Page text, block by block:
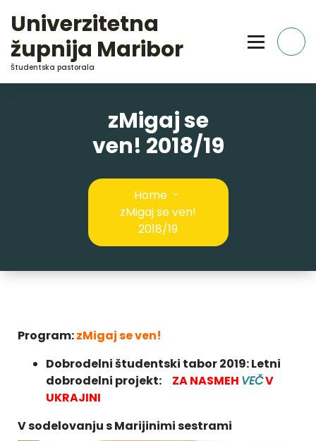
Content
Univerzitetna
župnija Maribor
Študentska pastorala
zMigaj se
ven! 2018/19
Home -
zMigaj se ven!
2018/19
Program:zMigaj se ven!
Dobrodelni študentski tabor 2019:Letni
dobrodelni projekt: ZA NASMEH VEČV
UKRAJINI
V sodelovanju s Marijinimi sestrami